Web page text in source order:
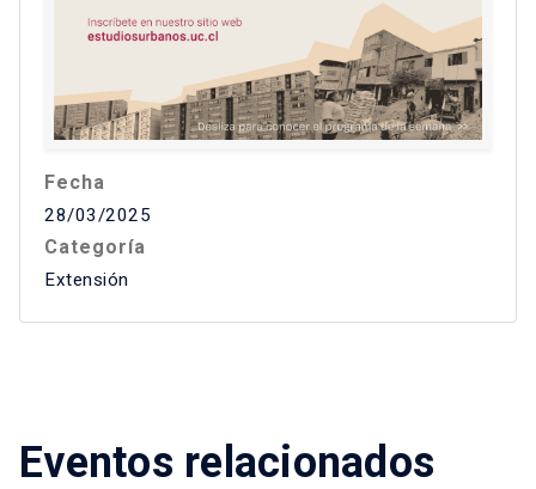
Fecha
28/03/2025
Categoría
Extensión
Eventos relacionados